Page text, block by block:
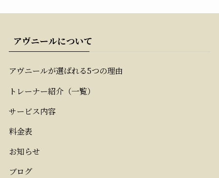
アヴニールについて
アヴニールが選ばれる5つの理由
トレーナー紹介（一覧）
サービス内容
料金表
お知らせ
ブログ